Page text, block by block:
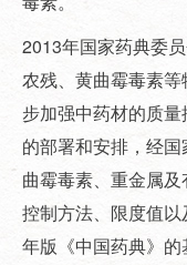
2013年国家药典委
农残、黄曲霉毒素
步加强中药材的质
的部署和安排，经
曲霉毒素、重金属
控制方法、限度值
年版《中国药典》